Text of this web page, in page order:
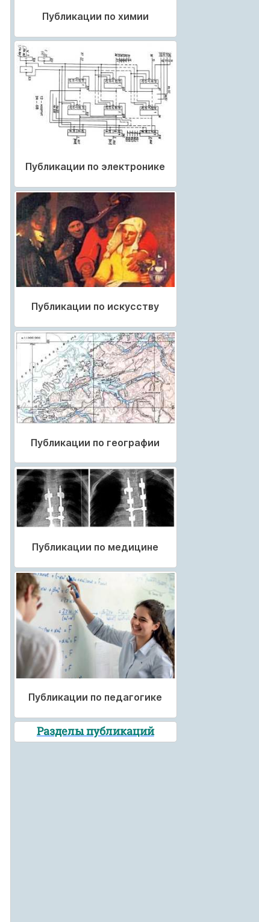
Публикации по химии
Публикации по электронике
Публикации по искусству
Публикации по географии
Публикации по медицине
Публикации по педагогике
Разделы публикаций